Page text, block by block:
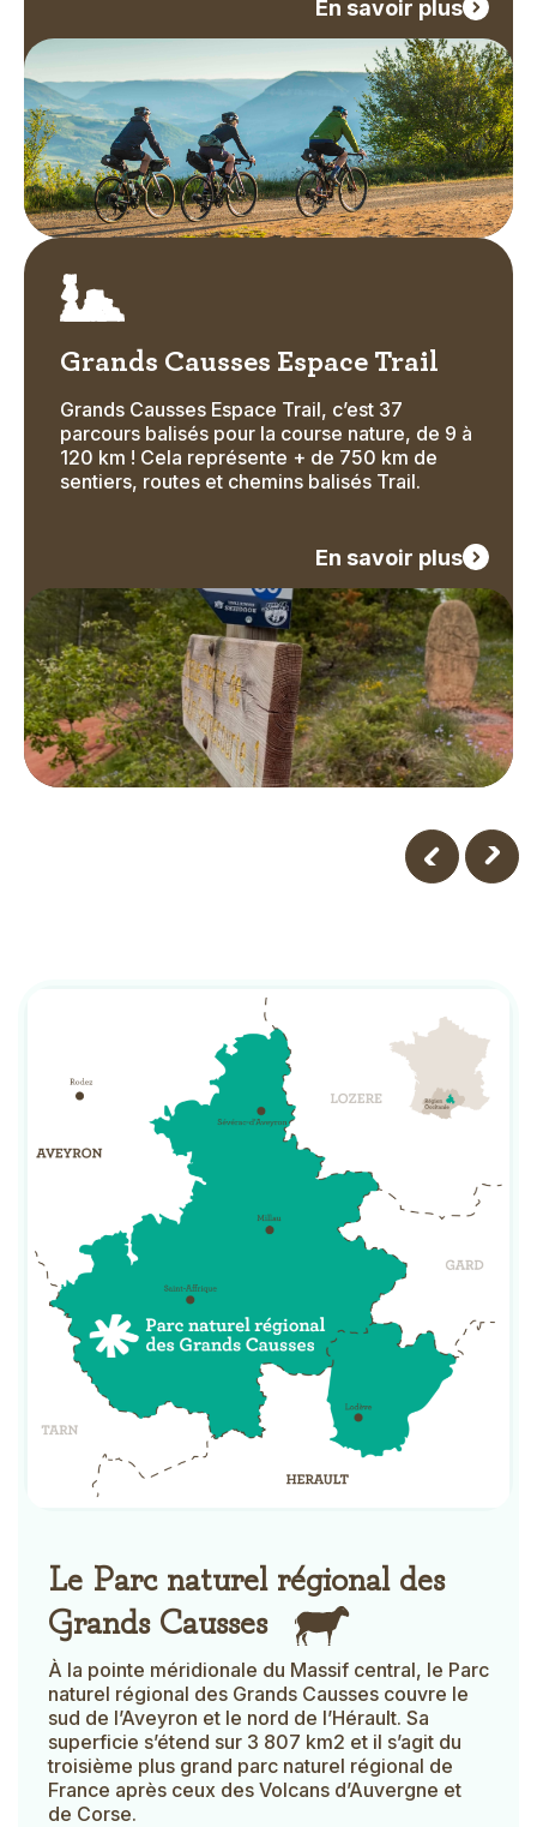
En savoir plus
Image
Icon
Grands Causses Espace Trail
Text
Grands Causses Espace Trail, c’est 37
parcours balisés pour la course nature, de 9 à
120 km ! Cela représente + de 750 km de
sentiers, routes et chemins balisés Trail.
En savoir plus
Image
Le Parc naturel régional des
Grands Causses Title
Picto
Text
À la pointe méridionale du Massif central, le Parc
naturel régional des Grands Causses couvre le
sud de l’Aveyron et le nord de l’Hérault. Sa
superficie s’étend sur 3 807 km2 et il s’agit du
troisième plus grand parc naturel régional de
France après ceux des Volcans d’Auvergne et
de Corse.